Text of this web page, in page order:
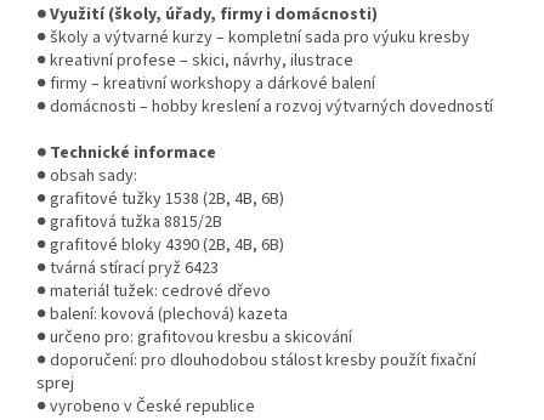
● Využití (školy, úřady, firmy i domácnosti)
● školy a výtvarné kurzy – kompletní sada pro výuku kresby
● kreativní profese – skici, návrhy, ilustrace
● firmy – kreativní workshopy a dárkové balení
● domácnosti – hobby kreslení a rozvoj výtvarných dovedností
● Technické informace
● obsah sady:
● grafitové tužky 1538 (2B, 4B, 6B)
● grafitová tužka 8815/2B
● grafitové bloky 4390 (2B, 4B, 6B)
● tvárná stírací pryž 6423
● materiál tužek: cedrové dřevo
● balení: kovová (plechová) kazeta
● určeno pro: grafitovou kresbu a skicování
● doporučení: pro dlouhodobou stálost kresby použít fixační
sprej
● vyrobeno v České republice